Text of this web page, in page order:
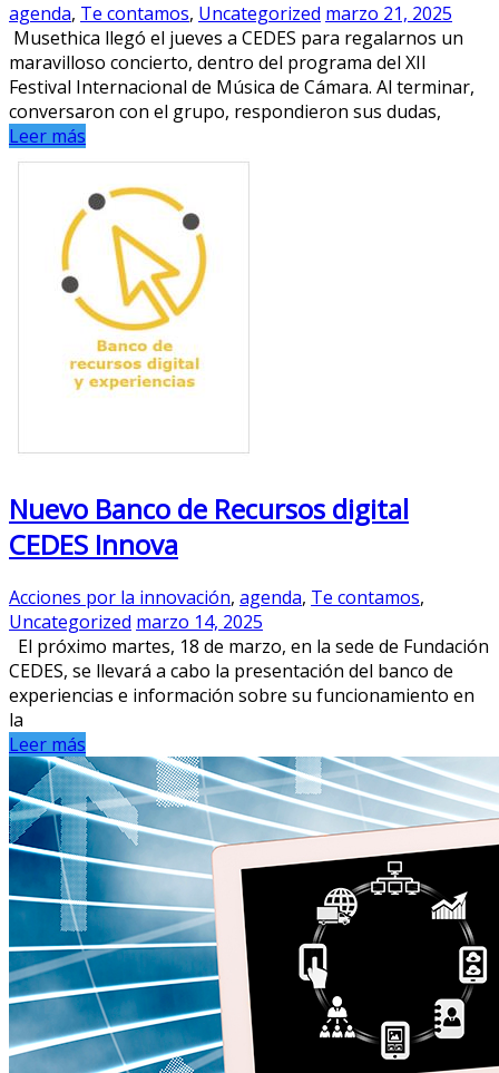
agenda, Te contamos, Uncategorized marzo 21, 2025
Musethica llegó el jueves a CEDES para regalarnos un
maravilloso concierto, dentro del programa del XII
Festival Internacional de Música de Cámara. Al terminar,
conversaron con el grupo, respondieron sus dudas,
Leer más
Nuevo Banco de Recursos digital
CEDES Innova
Acciones por la innovación, agenda, Te contamos,
Uncategorized marzo 14, 2025
El próximo martes, 18 de marzo, en la sede de Fundación
CEDES, se llevará a cabo la presentación del banco de
experiencias e información sobre su funcionamiento en
la
Leer más